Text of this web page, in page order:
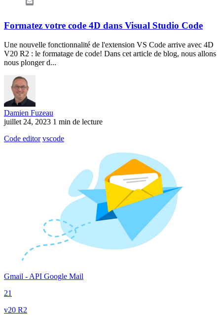
Formatez votre code 4D dans Visual Studio Code
Une nouvelle fonctionnalité de l'extension VS Code arrive avec 4D
V20 R2 : le formatage de code! Dans cet article de blog, nous allons
nous plonger d...
Damien Fuzeau
juillet 24, 2023 1 min de lecture
Code editor vscode
Gmail - API Google Mail
21
v20 R2